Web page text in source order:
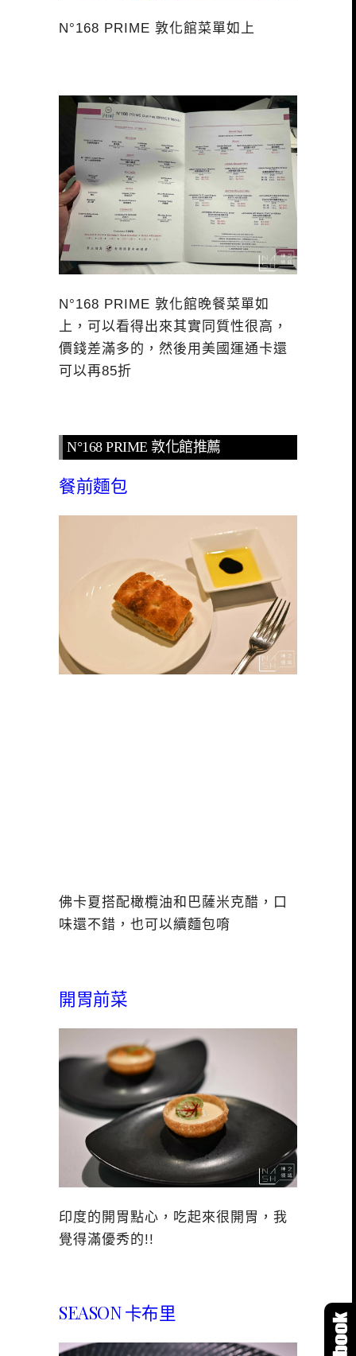
N°168 PRIME 敦化館菜單如上
N°168 PRIME 敦化館晚餐菜單如
上，可以看得出來其實同質性很高，
價錢差滿多的，然後用美國運通卡還
可以再85折
N°168 PRIME 敦化館推薦
餐前麵包
佛卡夏搭配橄欖油和巴薩米克醋，口
味還不錯，也可以續麵包唷
開胃前菜
印度的開胃點心，吃起來很開胃，我
覺得滿優秀的!!
SEASON 卡布里